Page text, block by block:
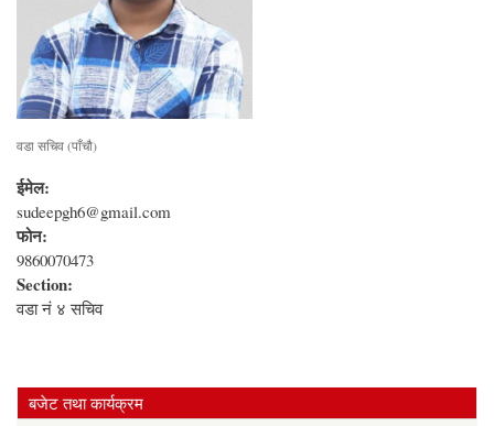
वडा सचिव (पाँचौ)
ईमेल:
sudeepgh6@gmail.com
फोन:
9860070473
Section:
वडा नं ४ सचिव
बजेट तथा कार्यक्रम